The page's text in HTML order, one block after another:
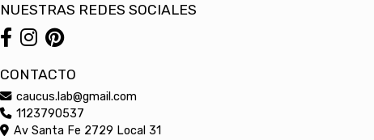
NUESTRAS REDES SOCIALES
CONTACTO
caucus.lab@gmail.com
1123790537
Av Santa Fe 2729 Local 31